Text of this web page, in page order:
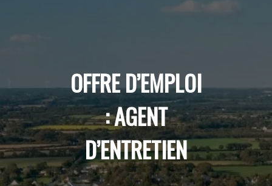
OFFRE D’EMPLOI
: AGENT
D’ENTRETIEN